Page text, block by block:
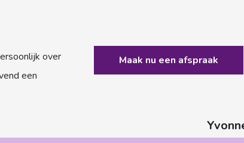
over
een
Maak nu een afspraak